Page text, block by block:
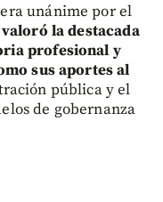
unánime por el
valoró la destacada
profesional y
sus aportes al
pública y el
de gobernanza